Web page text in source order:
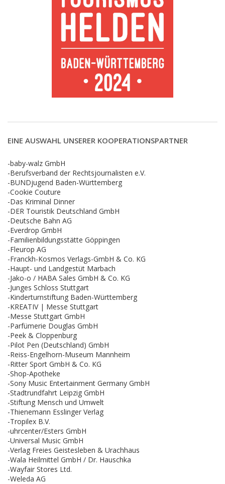
EINE AUSWAHL UNSERER KOOPERATIONSPARTNER
-baby-walz GmbH
-Berufsverband der Rechtsjournalisten e.V.
-BUNDjugend Baden-Württemberg
-Cookie Couture
-Das Kriminal Dinner
-DER Touristik Deutschland GmbH
-Deutsche Bahn AG
-Everdrop GmbH
-Familienbildungsstätte Göppingen
-Fleurop AG
-Franckh-Kosmos Verlags-GmbH & Co. KG
-Haupt- und Landgestüt Marbach
-Jako-o / HABA Sales GmbH & Co. KG
-Junges Schloss Stuttgart
-Kinderturnstiftung Baden-Württemberg
-KREATIV | Messe Stuttgart
-Messe Stuttgart GmbH
-Parfümerie Douglas GmbH
-Peek & Cloppenburg
-Pilot Pen (Deutschland) GmbH
-Reiss-Engelhorn-Museum Mannheim
-Ritter Sport GmbH & Co. KG
-Shop-Apotheke
-Sony Music Entertainment Germany GmbH
-Stadtrundfahrt Leipzig GmbH
-Stiftung Mensch und Umwelt
-Thienemann Esslinger Verlag
-Tropilex B.V.
-uhrcenter/Esters GmbH
-Universal Music GmbH
-Verlag Freies Geistesleben & Urachhaus
-Wala Heilmittel GmbH / Dr. Hauschka
-Wayfair Stores Ltd.
-Weleda AG